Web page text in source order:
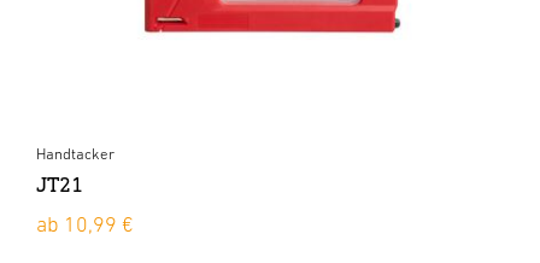
Handtacker
JT21
ab 10,99 €